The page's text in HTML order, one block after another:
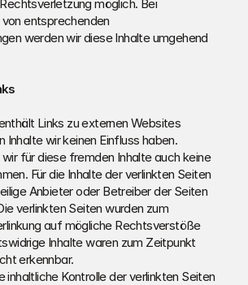
möglich. Bei
entsprechenden
werden wir diese Inhalte umgehend
Links zu externen Websites
Inhalte wir keinen Einfluss haben.
für diese fremden Inhalte auch keine
Für die Inhalte der verlinkten Seiten
Anbieter oder Betreiber der Seiten
verlinkten Seiten wurden zum
auf mögliche Rechtsverstöße
Inhalte waren zum Zeitpunkt
erkennbar.
inhaltliche Kontrolle der verlinkten Seiten